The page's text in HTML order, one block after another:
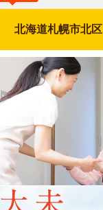
北海道札幌市北区